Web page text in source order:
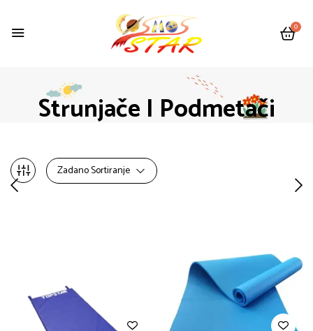
0
Strunjače I Podmetači
Zadano Sortiranje